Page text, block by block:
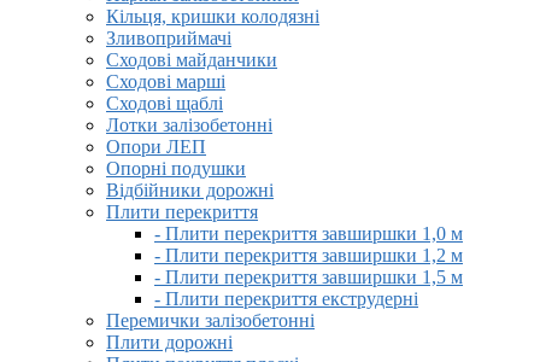
Кільця, кришки колодязні
Зливоприймачі
Сходові майданчики
Сходові марші
Сходові щаблі
Лотки залізобетонні
Опори ЛЕП
Опорні подушки
Відбійники дорожні
Плити перекриття
- Плити перекриття завширшки 1,0 м
- Плити перекриття завширшки 1,2 м
- Плити перекриття завширшки 1,5 м
- Плити перекриття екструдерні
Перемички залізобетонні
Плити дорожні